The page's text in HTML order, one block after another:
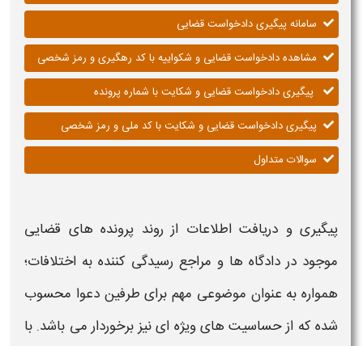
سامانه پیگیری دادخواست قضایی
مشاهده دادخواست قضایی و شکواییه با کد رهگیری و رمز شخصی
پیگیری دادخواست قضایی و شکایت با شماره پرونده
پیگیری دادخواست قضایی و شکایت با کد ملی و رمز شخصی
سوالات متداول
پیگیری و دریافت اطلاعات از روند پرونده های قضایی
موجود در دادگاه ها و مراجع رسیدگی کننده به اختلافات؛
همواره به عنوان موضوعی مهم برای طرفین دعوا محسوب
شده که از حساسیت های ویژه ای نیز برخوردار می باشد. با